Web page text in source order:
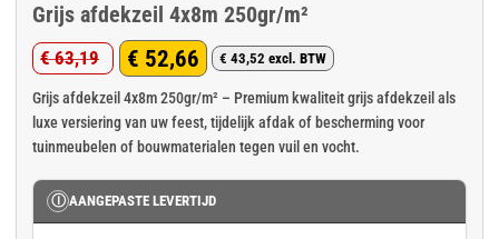
Grijs afdekzeil 4x8m 250gr/m²
€63,19
Oorspronkelijke
prijs
was:
€ 52,66
Huidige
prijs
is:
€ 43,52 excl. BTW
Grijs afdekzeil 4x8m 250gr/m² – Premium kwaliteit grijs afdekzeil als
luxe versiering van uw feest, tijdelijk afdak of bescherming voor
tuinmeubelen of bouwmaterialen tegen vuil en vocht.
Ⓘ AANGEPASTE LEVERTIJD